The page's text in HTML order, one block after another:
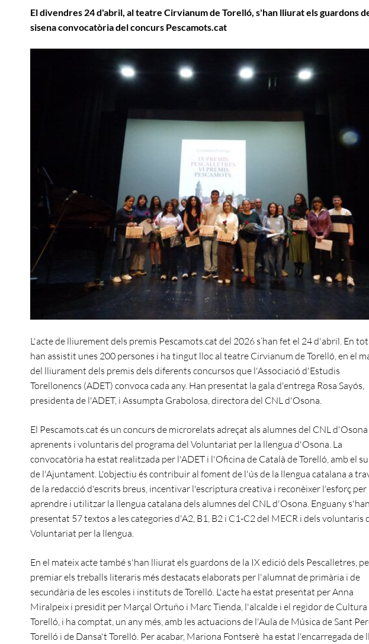
El divendres 24 d'abril, al teatre Cirvianum de Torelló, s'han lliurat els guardons
sisena convocatòria del concurs Pescamots.cat
L'acte de lliurement dels premis Pescamots.cat del 2026 s’han fet el 24 d'abril. En
han assistit unes 200 persones i ha tingut lloc al teatre Cirvianum de Torelló, en el
del lliurament dels premis dels diferents concursos que l'Associació d'Estudis
Torellonencs (ADET) convoca cada any. Han presentat la gala d'entrega Rosa Sayós,
presidenta de l'ADET, i Assumpta Grabolosa, directora del CNL d'Osona.
El Pescamots.cat és un concurs de microrelats adreçat als alumnes del CNL d'Osona
aprenents i voluntaris del programa del Voluntariat per la llengua d'Osona. La
convocatòria ha estat realitzada per l'ADET i l'Oficina de Català de Torelló, amb el
de l'Ajuntament. L'objectiu és contribuir al foment de l'ús de la llengua catalana a
de la redacció d'escrits breus, incentivar l'escriptura creativa i reconèixer l'esforç per
aprendre i utilitzar la llengua catalana dels alumnes del CNL d'Osona. Enguany s'han
presentat 57 textos a les categories d'A2, B1, B2 i C1-C2 del MECR i dels voluntaris
Voluntariat per la llengua.
En el mateix acte també s'han lliurat els guardons de la IX edició dels Pescalletres,
premiar els treballs literaris més destacats elaborats per l'alumnat de primària i de
secundària de les escoles i instituts de Torelló. L'acte ha estat presentat per Anna
Miralpeix i presidit per Marçal Ortuño i Marc Tienda, l'alcalde i el regidor de Cultura
Torelló, i ha comptat, un any més, amb les actuacions de l'Aula de Música de Sant
Torelló i de Dansa't Torelló. Per acabar, Mariona Fontserè ha estat l'encarregada de